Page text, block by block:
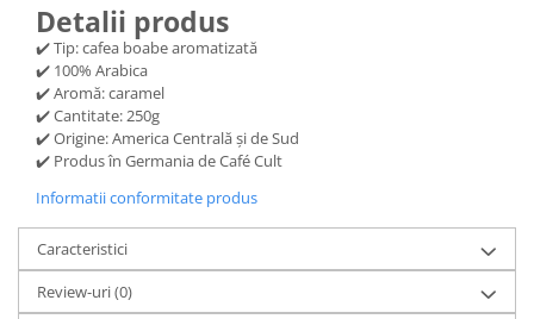
Detalii produs
✔️ Tip: cafea boabe aromatizată
✔️ 100% Arabica
✔️ Aromă: caramel
✔️ Cantitate: 250g
✔️ Origine: America Centrală și de Sud
✔️ Produs în Germania de Café Cult
Informatii conformitate produs
Caracteristici
Review-uri(0)